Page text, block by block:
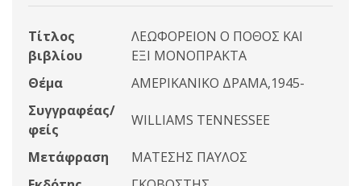
Τίτλος
βιβλίου
ΛΕΩΦΟΡΕΙΟΝ Ο ΠΟΘΟΣ ΚΑΙ
ΕΞΙ ΜΟΝΟΠΡΑΚΤΑ
Θέμα
ΑΜΕΡΙΚΑΝΙΚΟ ΔΡΑΜΑ,1945-
Συγγραφέας/
φείς
WILLIAMS TENNESSEE
Μετάφραση
ΜΑΤΕΣΗΣ ΠΑΥΛΟΣ